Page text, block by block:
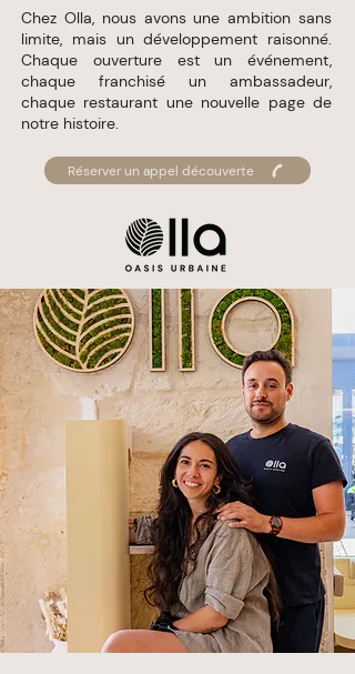
Chez Olla, nous avons une ambition sans
limite, mais un développement raisonné.
Chaque ouverture est un événement,
chaque franchisé un ambassadeur,
chaque restaurant une nouvelle page de
notre histoire.
Réserver un appel découverte